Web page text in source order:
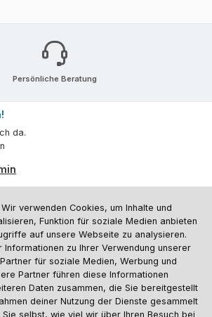
Persönliche Beratung
da.
.
verwenden Cookies, um Inhalte und
Funktion für soziale Medien anbieten
auf unsere Webseite zu analysieren.
zu Ihrer Verwendung unserer
für soziale Medien, Werbung und
Partner führen diese Informationen
Daten zusammen, die Sie bereitgestellt
deiner Nutzung der Dienste gesammelt
Sie selbst, wie viel wir über Ihren Besuch bei